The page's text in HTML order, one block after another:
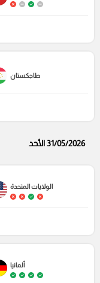
طاجكستان
31/05/2026 الأحد
الولايات المتحدة
ألمانيا